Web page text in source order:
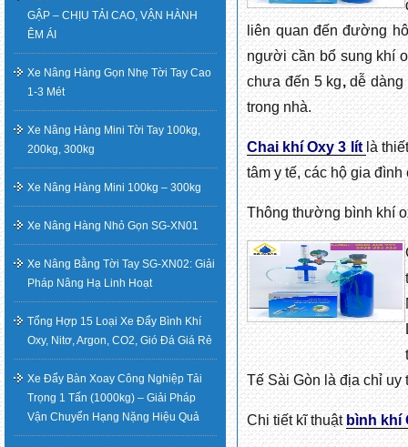
liên quan đến đường
người cần bổ sung khí
chưa đến 5 kg,dễ dàng
trong nhà.
Chai khí Oxy 3 lít là
tâm y tế, các hộ gia
Thông thường bình khí
Tế Sài Gòn là địa chỉ
Chi tiết kĩ thuậtbình khí
GẬP – CHỊU TẢI CAO, VẬN HÀNH
ÊM ÁI
Xe Nâng Hàng Gọn Nhẹ Tời Tay Cao
1-3 Mét
Xe Nâng Hàng Mini Tời Tay 100kg,
200kg, 300kg
Xe Nâng Hàng Mini 100kg – 300kg
Xe Nâng Hàng Nhỏ Gọn SG-XN01
Xe Nâng Bằng Tời Tay SG-XN02: Giải
Pháp Nâng Hạ Linh Hoạt
Tổng Hợp 15 Loại Xe Đẩy Bình Khí
Oxy, Nitơ, Argon, CO2, Gió Đá Giá Rẻ
Xe Đẩy Bàn Xoay Công Nghiệp Tải
Trọng 1 Tấn (1000kg) – Giải Pháp
Vận Chuyển Hạng Nặng Hiệu Quả